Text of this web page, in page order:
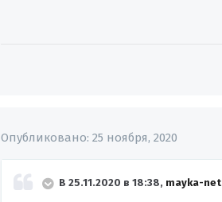
Опубликовано:25 ноября, 2020
В 25.11.2020 в 18:38, mayka-net